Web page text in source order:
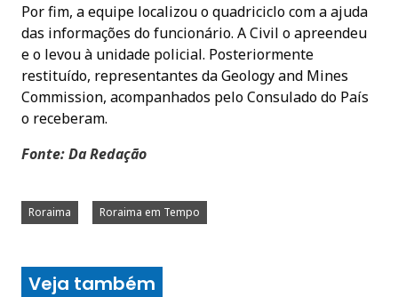
Por fim, a equipe localizou o quadriciclo com a ajuda
das informações do funcionário. A Civil o apreendeu
e o levou à unidade policial. Posteriormente
restituído, representantes da Geology and Mines
Commission, acompanhados pelo Consulado do País
o receberam.
Fonte: Da Redação
Roraima Roraima em Tempo
Veja também